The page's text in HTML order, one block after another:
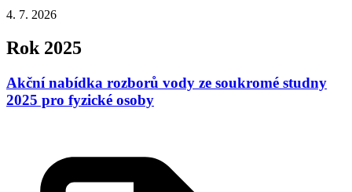
4. 7. 2026
Rok 2025
Akční nabídka rozborů vody ze soukromé studny
2025 pro fyzické osoby